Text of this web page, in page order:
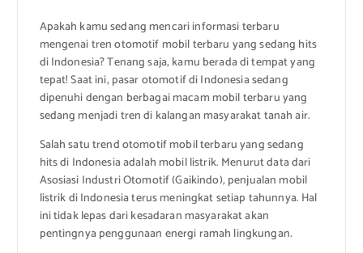
Apakah kamu sedang mencari informasi terbaru
mengenai tren otomotif mobil terbaru yang sedang hits
di Indonesia? Tenang saja, kamu berada di tempat yang
tepat! Saat ini, pasar otomotif di Indonesia sedang
dipenuhi dengan berbagai macam mobil terbaru yang
sedang menjadi tren di kalangan masyarakat tanah air.
Salah satu trend otomotif mobil terbaru yang sedang
hits di Indonesia adalah mobil listrik. Menurut data dari
Asosiasi Industri Otomotif (Gaikindo), penjualan mobil
listrik di Indonesia terus meningkat setiap tahunnya. Hal
ini tidak lepas dari kesadaran masyarakat akan
pentingnya penggunaan energi ramah lingkungan.